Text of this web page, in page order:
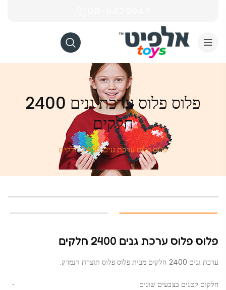
פלוס פלוס ערכת גנים 2400
חלקים
פלוס פלוס ערכת גנים 2400 חלקים
פלוס פלוס ערכת גנים 2400 חלקים
ערכת גנים 2400 חלקים מבית פלוס פלוס תוצרת דנמרק.
חלקום קטנים בצבעים שונים